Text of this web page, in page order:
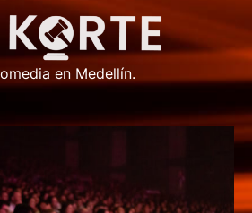
en Medellín.